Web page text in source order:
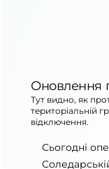
Оновлення
Тут видно, як
територіальній
відключення.
Сьогодні